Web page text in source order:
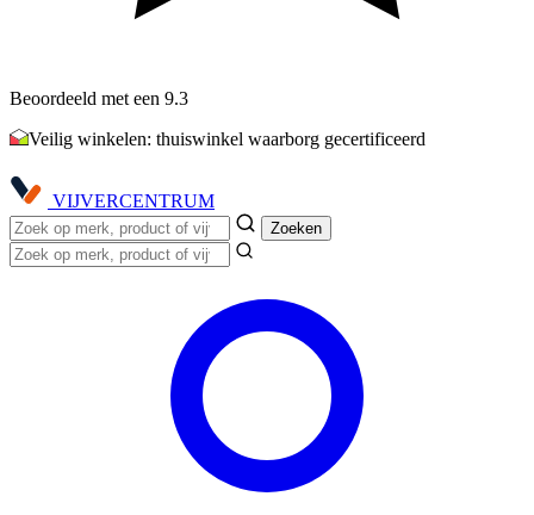
Beoordeeld met een 9.3
Veilig winkelen: thuiswinkel waarborg gecertificeerd
VIJVERCENTRUM
Zoeken